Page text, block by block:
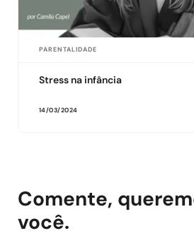
PARENTALIDADE
Stress na infância
14/03/2024
Comente,
você.